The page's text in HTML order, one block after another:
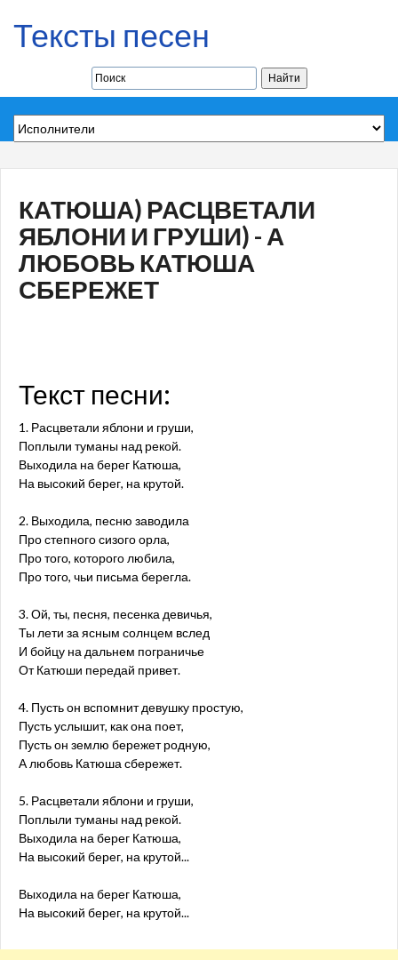
Тексты песен
КАТЮША) РАСЦВЕТАЛИ
ЯБЛОНИ И ГРУШИ) - А
ЛЮБОВЬ КАТЮША
СБЕРЕЖЕТ
Текст песни:
1. Расцветали яблони и груши,
Поплыли туманы над рекой.
Выходила на берег Катюша,
На высокий берег, на крутой.
2. Выходила, песню заводила
Про степного сизого орла,
Про того, которого любила,
Про того, чьи письма берегла.
3. Ой, ты, песня, песенка девичья,
Ты лети за ясным солнцем вслед
И бойцу на дальнем пограничье
От Катюши передай привет.
4. Пусть он вспомнит девушку простую,
Пусть услышит, как она поет,
Пусть он землю бережет родную,
А любовь Катюша сбережет.
5. Расцветали яблони и груши,
Поплыли туманы над рекой.
Выходила на берег Катюша,
На высокий берег, на крутой...
Выходила на берег Катюша,
На высокий берег, на крутой...